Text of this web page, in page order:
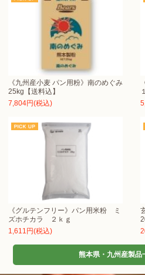
《九州産小麦 パン用粉》南のめぐみ
25kg【送料込】
7,804円(税込)
《グルテンフリー》パン用米粉 ミ
ズホチカラ ２ｋｇ
1,611円(税込)
熊本県・九州産製品